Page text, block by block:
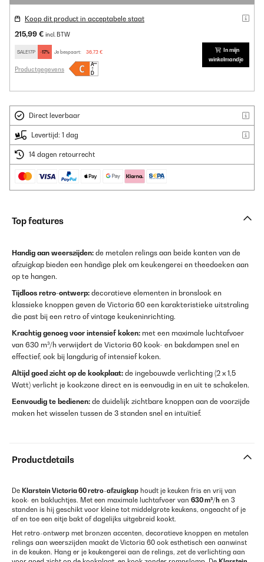
Koop dit product in acceptabele staat
215,99 € incl. BTW
SALE17P -17% Je bespaart: 36,72 €
Productgegevens
In mijn
winkelmandje
Direct leverbaar
Levertijd: 1 dag
14 dagen retourrecht
Top features
Handig aan weerszijden: de metalen relings aan beide kanten van de
afzuigkap bieden een handige plek om keukengerei en theedoeken aan
op te hangen.
Tijdloos retro-ontwerp: decoratieve elementen in bronslook en
klassieke knoppen geven de Victoria 60 een karakteristieke uitstraling
die past bij een retro of vintage keukeninrichting.
Krachtig genoeg voor intensief koken: met een maximale luchtafvoer
van 630 m³/h verwijdert de Victoria 60 kook- en bakdampen snel en
effectief, ook bij langdurig of intensief koken.
Altijd goed zicht op de kookplaat: de ingebouwde verlichting (2 x 1,5
Watt) verlicht je kookzone direct en is eenvoudig in en uit te schakelen.
Eenvoudig te bedienen: de duidelijk zichtbare knoppen aan de voorzijde
maken het wisselen tussen de 3 standen snel en intuïtief.
Productdetails
De Klarstein Victoria 60 retro-afzuigkap houdt je keuken fris en vrij van
kook- en bakluchtjes. Met een maximale luchtafvoer van 630 m³/h en 3
standen is hij geschikt voor kleine tot middelgrote keukens, ongeacht of je
af en toe een eitje bakt of dagelijks uitgebreid kookt.
Het retro-ontwerp met bronzen accenten, decoratieve knoppen en metalen
relings aan weerszijden maakt de Victoria 60 ook esthetisch een aanwinst
in de keuken. Hang er je keukengerei aan de relings, zet de verlichting aan